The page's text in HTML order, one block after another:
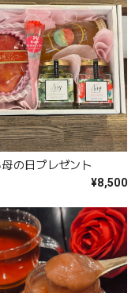
の日プレゼント
¥8,500